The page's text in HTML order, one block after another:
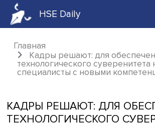
HSE Daily
Главная
Кадры решают: для
технологического
КАДРЫ РЕШАЮТ: ДЛЯ